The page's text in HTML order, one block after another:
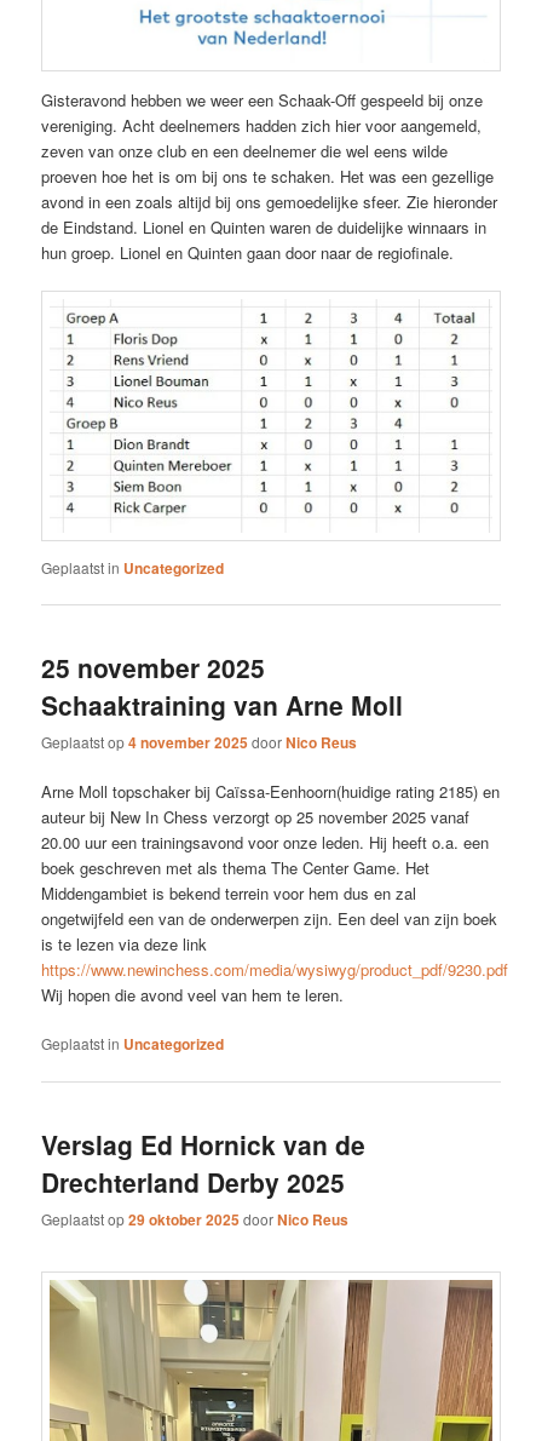
Gisteravond hebben we weer een Schaak-Off gespeeld bij onze
vereniging. Acht deelnemers hadden zich hier voor aangemeld,
zeven van onze club en een deelnemer die wel eens wilde
proeven hoe het is om bij ons te schaken. Het was een gezellige
avond in een zoals altijd bij ons gemoedelijke sfeer. Zie hieronder
de Eindstand. Lionel en Quinten waren de duidelijke winnaars in
hun groep. Lionel en Quinten gaan door naar de regiofinale.
Geplaatst in Uncategorized
25 november 2025
Schaaktraining van Arne Moll
Geplaatst op4 november 2025 doorNico Reus
Arne Moll topschaker bij Caïssa-Eenhoorn(huidige rating 2185) en
auteur bij New In Chess verzorgt op 25 november 2025 vanaf
20.00 uur een trainingsavond voor onze leden. Hij heeft o.a. een
boek geschreven met als thema The Center Game. Het
Middengambiet is bekend terrein voor hem dus en zal
ongetwijfeld een van de onderwerpen zijn. Een deel van zijn boek
is te lezen via deze link
https://www.newinchess.com/media/wysiwyg/product_pdf/9230.pdf
Wij hopen die avond veel van hem te leren.
Geplaatst in Uncategorized
Verslag Ed Hornick van de
Drechterland Derby 2025
Geplaatst op29 oktober 2025 doorNico Reus